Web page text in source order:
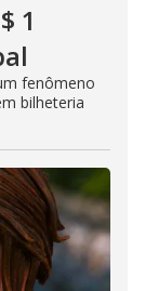
1
fenômeno
bilheteria